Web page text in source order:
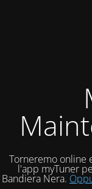
Torneremo online
l'app myTuner
Bandiera Nera.